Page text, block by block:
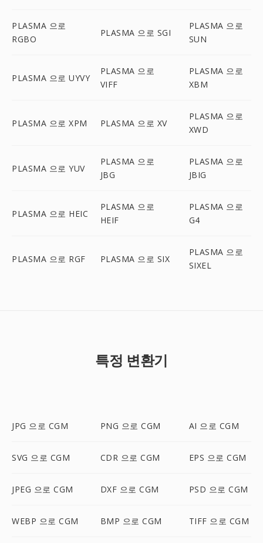
PLASMA 으로
RGBO
PLASMA 으로 SGI
PLASMA 으로
SUN
PLASMA 으로 UYVY
PLASMA 으로
VIFF
PLASMA 으로
XBM
PLASMA 으로 XPM PLASMA 으로 XV
PLASMA 으로
XWD
PLASMA 으로 YUV
PLASMA 으로
JBG
PLASMA 으로
JBIG
PLASMA 으로 HEIC
PLASMA 으로
HEIF
PLASMA 으로
G4
PLASMA 으로 RGF PLASMA 으로 SIX
PLASMA 으로
SIXEL
특정 변환기
JPG 으로 CGM PNG 으로 CGM AI 으로 CGM
SVG 으로 CGM CDR 으로 CGM EPS 으로 CGM
JPEG 으로 CGM DXF 으로 CGM PSD 으로 CGM
WEBP 으로 CGM BMP 으로 CGM TIFF 으로 CGM